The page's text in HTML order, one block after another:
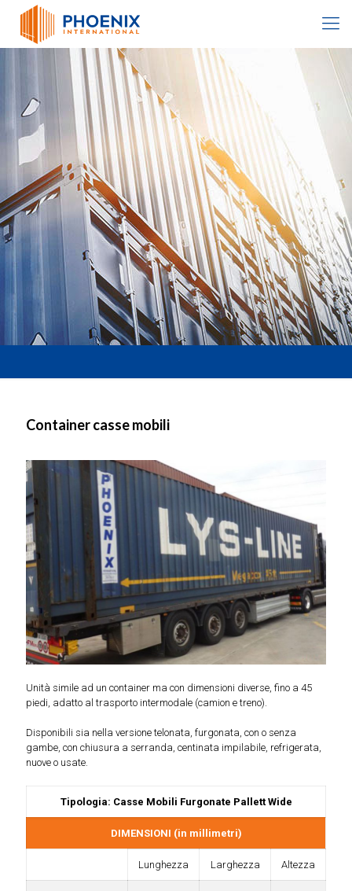
Container casse mobili
Unità simile ad un container ma con dimensioni diverse, fino a 45
piedi, adatto al trasporto intermodale (camion e treno).
Disponibili sia nella versione telonata, furgonata, con o senza
gambe, con chiusura a serranda, centinata impilabile, refrigerata,
nuove o usate.
Tipologia: Casse Mobili Furgonate Pallett Wide
DIMENSIONI (in millimetri)
Lunghezza Larghezza Altezza